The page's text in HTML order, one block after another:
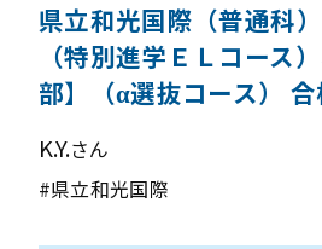
県立和光国際（普通科
（特別進学ＥＬコース
部】（α選抜コース） 合
K.Y.さん
#県立和光国際